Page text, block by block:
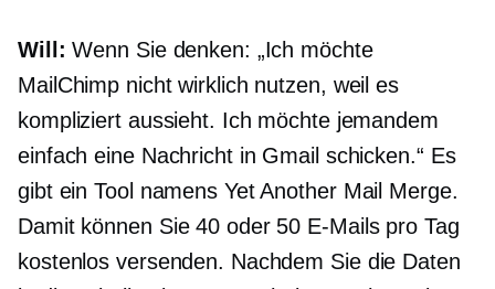
Will: Wenn Sie denken: „Ich möchte
MailChimp nicht wirklich nutzen, weil es
kompliziert aussieht. Ich möchte jemandem
einfach eine Nachricht in Gmail schicken.“ Es
gibt ein Tool namens Yet Another Mail Merge.
Damit können Sie 40 oder 50 E-Mails pro Tag
kostenlos versenden. Nachdem Sie die Daten